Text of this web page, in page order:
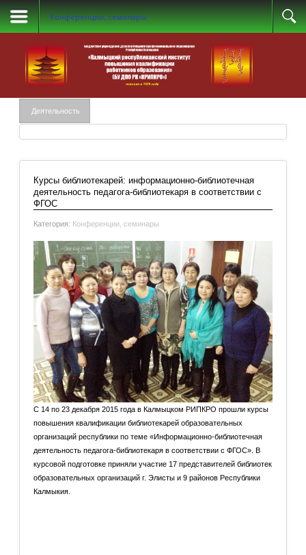
Конференции, семинары
Деятельность
Курсы библиотекарей: информационно-библиотечная
деятельность педагога-библиотекаря в соответствии с
ФГОС
Категория: Конференции, семинары
С 14 по 23 декабря 2015 года в Калмыцком РИПКРО прошли курсы
повышения квалификации библиотекарей образовательных
организаций республики по теме «Информационно-библиотечная
деятельность педагога-библиотекаря в соответствии с ФГОС». В
курсовой подготовке приняли участие 17 представителей библиотек
образовательных организаций г. Элисты и 9 районов Республики
Калмыкия.